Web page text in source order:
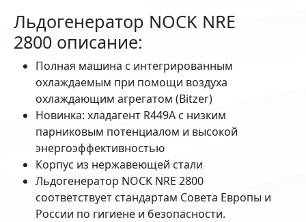
Льдогенератор NOCK NRE
2800 описание:
Полная машина с интегрированным
охлаждаемым при помощи воздуха
охлаждающим агрегатом (Bitzer)
Новинка: хладагент R449A с низким
парниковым потенциалом и высокой
энергоэффективностью
Корпус из нержавеющей стали
Льдогенератор NOCK NRE 2800
соответствует стандартам Совета Европы и
России по гигиене и безопасности.